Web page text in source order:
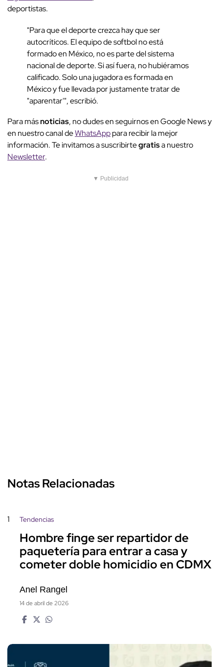
deportistas.
"Para que el deporte crezca hay que ser
autocríticos. El equipo de softbol no está
formado en México, no es parte del sistema
nacional de deporte. Si así fuera, no hubiéramos
calificado. Solo una jugadora es formada en
México y fue llevada por justamente tratar de
"aparentar'", escribió.
Para másnoticias, no dudes en seguirnos en Google News y
en nuestro canal deWhatsApppara recibir la mejor
información. Te invitamos a suscribirtegratisa nuestro
Newsletter.
▼ Publicidad
Notas Relacionadas
1 Tendencias
Hombre finge ser repartidor de
paquetería para entrar a casa y
cometer doble homicidio en CDMX
Anel Rangel
14 de abril de 2026